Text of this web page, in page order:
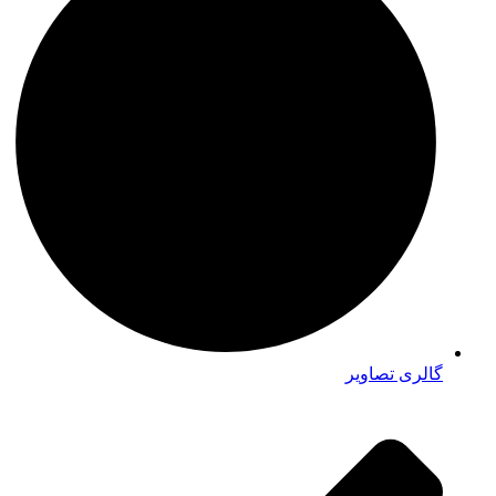
گالری تصاویر